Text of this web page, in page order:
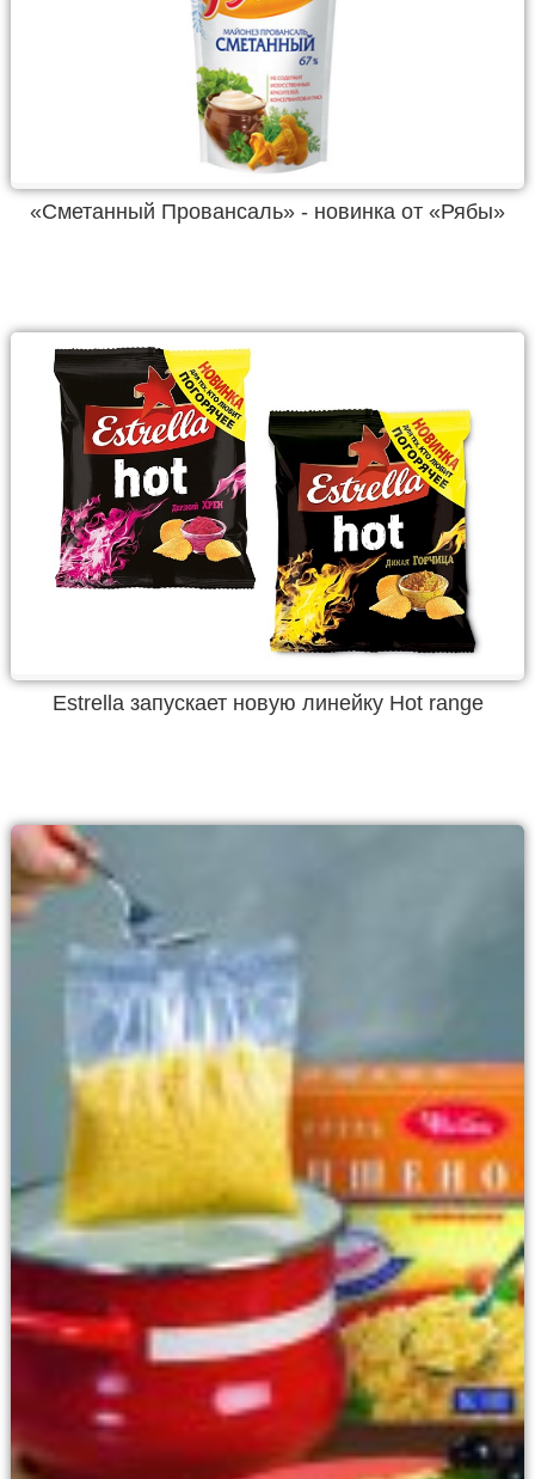
«Сметанный Провансаль» - новинка от «Рябы»
Estrella запускает новую линейку Hot range